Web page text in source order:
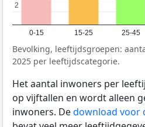
0-15 15-25 25-45
2
2
Bevolking, leeftijdsgroepen:
2025 per leeftijdscategorie.
Het aantal inwoners per
op vijftallen en wordt alleen
inwoners. Dedownload voor